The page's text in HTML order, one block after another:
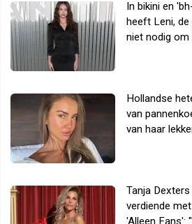
In bikini en
heeft Leni,
niet nodig
Hollandse
van
van haar
Tanja
verdiende
'Alleen Fans':